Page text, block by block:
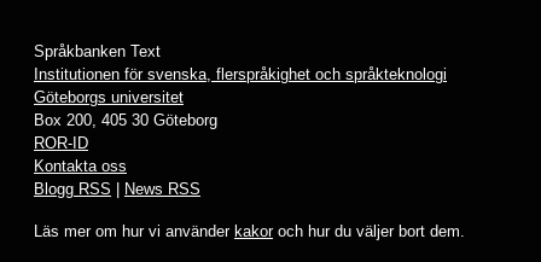
Språkbanken Text
Institutionen för svenska, flerspråkighet och språkteknologi
Göteborgs universitet
Box 200, 405 30 Göteborg
ROR-ID
Kontakta oss
Blogg RSS
News RSS
Läs mer om hur vi använder kakoroch hur du väljer bort dem.